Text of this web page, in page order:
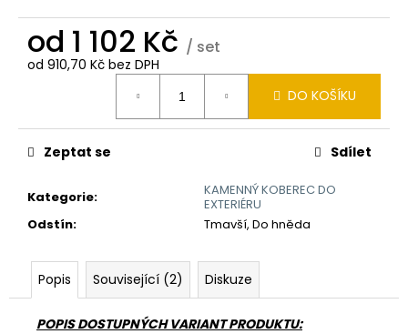
od 1 102 Kč / set
od 910,70 Kč bez DPH
DO KOŠÍKU
Kategorie:
KAMENNÝ KOBEREC DO
EXTERIÉRU
Odstín: Tmavší, Do hněda
Zeptat se Sdílet
Popis Související (2) Diskuze
POPIS DOSTUPNÝCH VARIANT PRODUKTU:
č
u
e
EMZ
755